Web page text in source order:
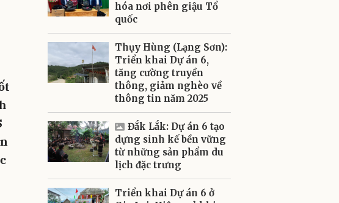
hóa nơi phên giậu Tổ
quốc
Thụy Hùng (Lạng Sơn):
Triển khai Dự án 6,
tăng cường truyền
thông, giảm nghèo về
thông tin năm 2025
Đắk Lắk: Dự án 6 tạo
dựng sinh kế bền vững
từ những sản phẩm du
lịch đặc trưng
Triển khai Dự án 6 ở
Gửi